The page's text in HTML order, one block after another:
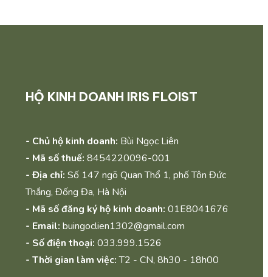
HỘ KINH DOANH IRIS FLOIST
- Chủ hộ kinh doanh: Bùi Ngọc Liên
- Mã số thuế: 8454220096-001
- Địa chỉ: Số 147 ngõ Quan Thổ 1, phố Tôn Đức
Thắng, Đống Đa, Hà Nội
- Mã số đăng ký hộ kinh doanh: 01E8041676
- Email: buingoclien1302@gmail.com
- Số điện thoại: 033.999.1526
- Thời gian làm việc:T2 - CN, 8h30 - 18h00